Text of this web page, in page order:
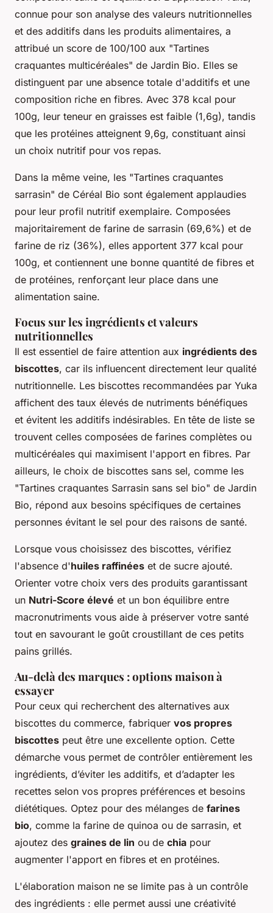
connue pour son analyse des valeurs nutritionnelles
et des additifs dans les produits alimentaires, a
attribué un score de 100/100 aux "Tartines
craquantes multicéréales" de Jardin Bio. Elles se
distinguent par une absence totale d'additifs et une
composition riche en fibres. Avec 378 kcal pour
100g, leur teneur en graisses est faible (1,6g), tandis
que les protéines atteignent 9,6g, constituant ainsi
un choix nutritif pour vos repas.
Dans la même veine, les "Tartines craquantes
sarrasin" de Céréal Bio sont également applaudies
pour leur profil nutritif exemplaire. Composées
majoritairement de farine de sarrasin (69,6%) et de
farine de riz (36%), elles apportent 377 kcal pour
100g, et contiennent une bonne quantité de fibres et
de protéines, renforçant leur place dans une
alimentation saine.
Focus sur les ingrédients et valeurs
nutritionnelles
Il est essentiel de faire attention aux ingrédients des
biscottes, car ils influencent directement leur qualité
nutritionnelle. Les biscottes recommandées par Yuka
affichent des taux élevés de nutriments bénéfiques
et évitent les additifs indésirables. En tête de liste se
trouvent celles composées de farines complètes ou
multicéréales qui maximisent l'apport en fibres. Par
ailleurs, le choix de biscottes sans sel, comme les
"Tartines craquantes Sarrasin sans sel bio" de Jardin
Bio, répond aux besoins spécifiques de certaines
personnes évitant le sel pour des raisons de santé.
Lorsque vous choisissez des biscottes, vérifiez
l'absence d'huiles raffinées et de sucre ajouté.
Orienter votre choix vers des produits garantissant
un Nutri-Score élevé et un bon équilibre entre
macronutriments vous aide à préserver votre santé
tout en savourant le goût croustillant de ces petits
pains grillés.
Au-delà des marques : options maison à
essayer
Pour ceux qui recherchent des alternatives aux
biscottes du commerce, fabriquer vos propres
biscottes peut être une excellente option. Cette
démarche vous permet de contrôler entièrement les
ingrédients, d’éviter les additifs, et d’adapter les
recettes selon vos propres préférences et besoins
diététiques. Optez pour des mélanges de farines
bio, comme la farine de quinoa ou de sarrasin, et
ajoutez des graines de lin ou de chia pour
augmenter l'apport en fibres et en protéines.
L'élaboration maison ne se limite pas à un contrôle
des ingrédients : elle permet aussi une créativité